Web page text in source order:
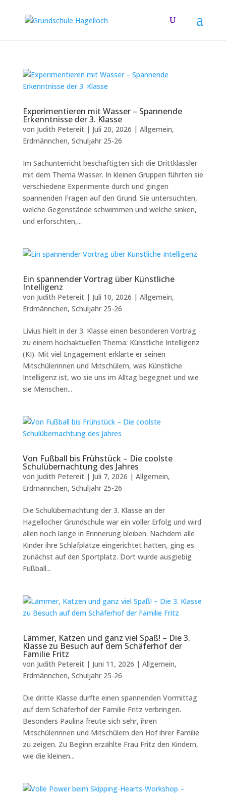
Experimentieren mit Wasser – Spannende
Erkenntnisse der 3. Klasse
von Judith Petereit| Juli 20, 2026 | Allgemein,
Erdmännchen, Schuljahr 25-26
Im Sachunterricht beschäftigten sich die Drittklässler
mit dem Thema Wasser. In kleinen Gruppen führten sie
verschiedene Experimente durch und gingen
spannenden Fragen auf den Grund. Sie untersuchten,
welche Gegenstände schwimmen und welche sinken,
und erforschten,...
Ein spannender Vortrag über Künstliche
Intelligenz
von Judith Petereit| Juli 10, 2026 | Allgemein,
Erdmännchen, Schuljahr 25-26
Livius hielt in der 3. Klasse einen besonderen Vortrag
zu einem hochaktuellen Thema: Künstliche Intelligenz
(KI). Mit viel Engagement erklärte er seinen
Mitschülerinnen und Mitschülern, was Künstliche
Intelligenz ist, wo sie uns im Alltag begegnet und wie
sie Menschen...
Von Fußball bis Frühstück – Die coolste
Schulübernachtung des Jahres
von Judith Petereit| Juli 7, 2026 | Allgemein,
Erdmännchen, Schuljahr 25-26
Die Schulübernachtung der 3. Klasse an der
Hagellocher Grundschule war ein voller Erfolg und wird
allen noch lange in Erinnerung bleiben. Nachdem alle
Kinder ihre Schlafplätze eingerichtet hatten, ging es
zunächst auf den Sportplatz. Dort wurde ausgiebig
Fußball...
Lämmer, Katzen und ganz viel Spaß! – Die 3.
Klasse zu Besuch auf dem Schäferhof der
Familie Fritz
von Judith Petereit| Juni 11, 2026 | Allgemein,
Erdmännchen, Schuljahr 25-26
Die dritte Klasse durfte einen spannenden Vormittag
auf dem Schäferhof der Familie Fritz verbringen.
Besonders Paulina freute sich sehr, ihren
Mitschülerinnen und Mitschülern den Hof ihrer Familie
zu zeigen. Zu Beginn erzählte Frau Fritz den Kindern,
wie die kleinen...